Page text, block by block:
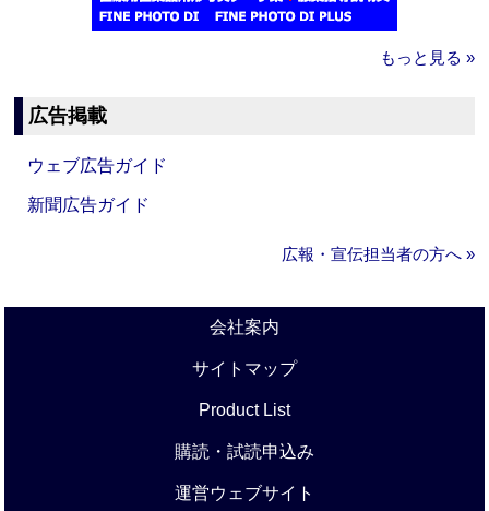
もっと見る »
広告掲載
ウェブ広告ガイド
新聞広告ガイド
広報・宣伝担当者の方へ »
会社案内
サイトマップ
Product List
購読・試読申込み
運営ウェブサイト